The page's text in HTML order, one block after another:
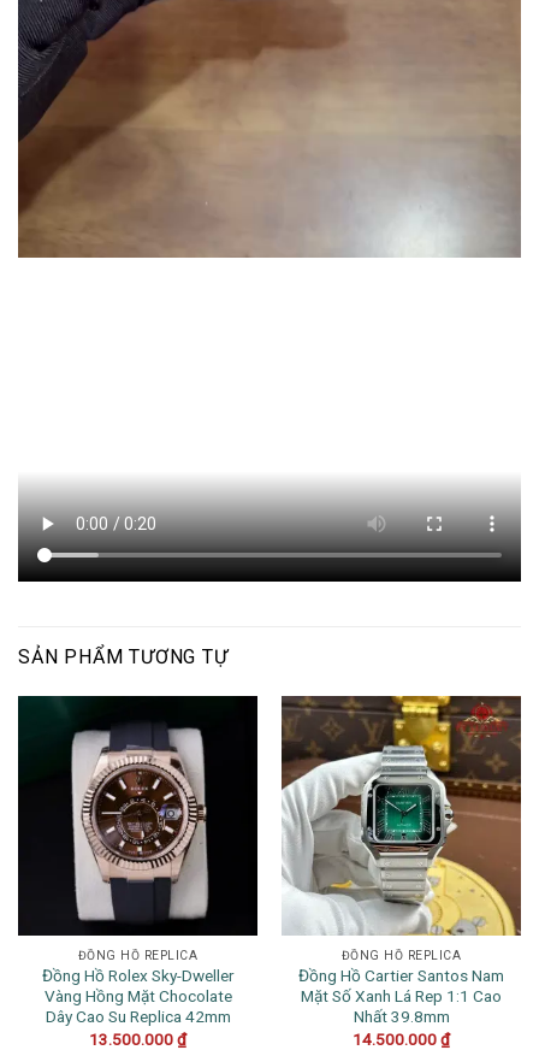
SẢN PHẨM TƯƠNG TỰ
ĐỒNG HỒ REPLICA
Đồng Hồ Rolex Sky-Dweller
Vàng Hồng Mặt Chocolate
Dây Cao Su Replica 42mm
13.500.000₫
ĐỒNG HỒ REPLICA
Đồng Hồ Cartier Santos Nam
Mặt Số Xanh Lá Rep 1:1 Cao
Nhất 39.8mm
14.500.000₫